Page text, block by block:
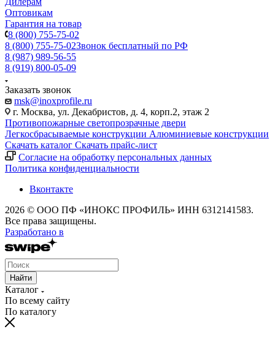
Оптовикам
Гарантия на товар
8 (800) 755-75-02
8 (800) 755-75-02Звонок бесплатный по РФ
8 (987) 989-56-55
8 (919) 800-05-09
Заказать звонок
msk@inoxprofile.ru
г. Москва, ул. Декабристов, д. 4, корп.2, этаж 2
Противопожарные светопрозрачные двери
Легкосбрасываемые конструкции Алюминиевые конструкции
Скачать каталог Скачать прайс-лист
Cогласие на обработку персональных данных
Политика конфиденциальности
Вконтакте
2026 © ООО ПФ «ИНОКС ПРОФИЛЬ» ИНН 6312141583.
Все права защищены.
Разработано в
Найти
Каталог
По всему сайту
По каталогу